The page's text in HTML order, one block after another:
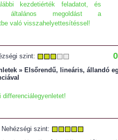
kezdetiérték feladatot, és
általános megoldást a
való visszahelyettesítéssel!
szint:
» Elsőrendű, lineáris, állandó
differenciálegyenletet!
Nehézségi szint: